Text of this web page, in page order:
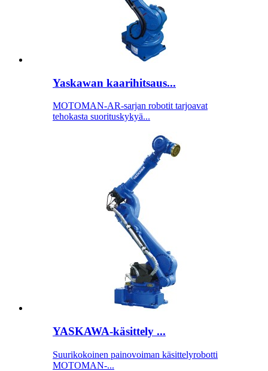
Yaskawan kaarihitsaus...
MOTOMAN-AR-sarjan robotit tarjoavat
tehokasta suorituskykyä...
YASKAWA-käsittely ...
Suurikokoinen painovoiman käsittelyrobotti
MOTOMAN-...